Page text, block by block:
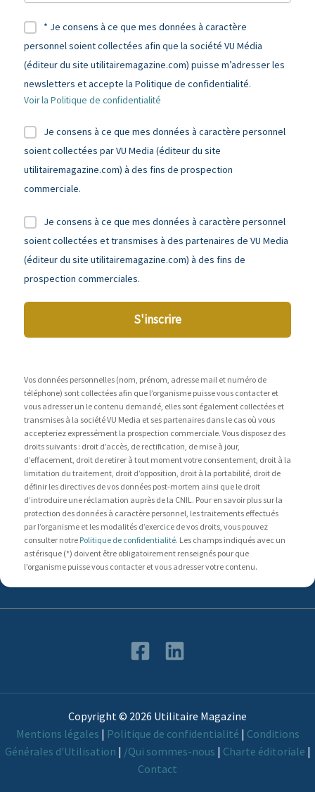
* Je consens à ce que mes données à caractère
personnel soient collectées afin que la société VU Média
(éditeur du site utilitairemagazine.com) puisse m’adresser les
newsletters et accepte la Politique de confidentialité.
Voir la Politique de confidentialité
Je consens à ce que mes données à caractère personnel
soient collectées par VU Media (éditeur du site
utilitairemagazine.com) à des fins de prospection
commerciale.
Je consens à ce que mes données à caractère personnel
soient collectées et transmises à des partenaires de VU Media
(éditeur du site utilitairemagazine.com) à des fins de
prospection commerciales.
S'inscrire
Vos données personnelles (nom, prénom, adresse mail et numéro de
téléphone) sont collectées afin que l’organisme puisse vous contacter et
vous adresser un le contenu demandé, elles sont également collectées et
transmises à la société VU Media et ses partenaires dans le cas où vous
accepteriez expressément la prospection commerciale. Vous disposez des
droits suivants : droit d’accès, de rectification, de mise à jour,
d’effacement, droit de retirer à tout moment votre consentement, droit à la
limitation du traitement, droit d’opposition, droit à la portabilité, droit de
définir les directives de vos données post-mortem ainsi que le droit
d’introduire une réclamation auprès de la CNIL. Pour en savoir plus sur la
protection des données à caractère personnel, les traitements effectués
par l’organisme et les modalités d’exercice de vos droits, vous pouvez
consulter notre Politique de confidentialité. Les champs indiqués avec un
astérisque (*) doivent être obligatoirement renseignés pour que
l’organisme puisse vous contacter et vous adresser votre contenu.
Copyright © 2026 Utilitaire Magazine
Mentions légales | Politique de confidentialité | Conditions
Générales d'Utilisation | /Qui sommes-nous | Charte éditoriale |
Contact